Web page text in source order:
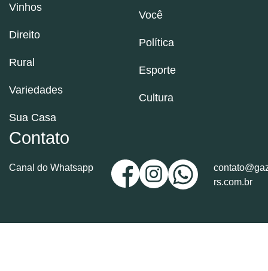
Vinhos
Direito
Rural
Variedades
Sua Casa
Você
Política
Esporte
Cultura
Contato
Canal do Whatsapp
rs.com.br